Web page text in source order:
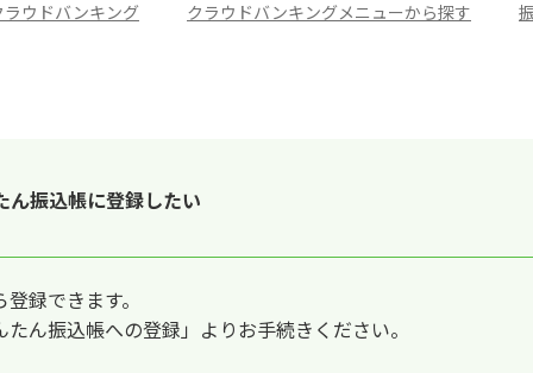
ウドバンキング クラウドバンキングメニューから探す
ん振込帳に登録したい
録できます。
ん振込帳への登録」よりお手続きください。